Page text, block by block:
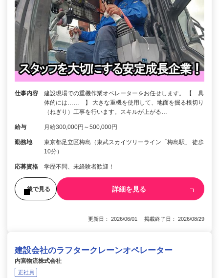
仕事内容
建設現場での重機作業オペレーターをお任せします。 【 具
体的には…… 】 大きな重機を使用して、地面を掘る根切り
（ねぎり）工事を行います。スキルが上がる…
給与 月給300,000円～500,000円
勤務地
東京都足立区梅島（東武スカイツリーライン「梅島駅」 徒歩
10分）
応募資格 学歴不問、未経験者歓迎！
後で見る 詳細を見る
更新日： 2026/06/01 掲載終了日： 2026/08/29
建設会社のラフタークレーンオペレーター
内宮物流株式会社
正社員